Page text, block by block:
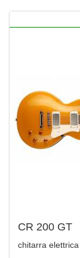
CR 200 GT
chitarra elettrica